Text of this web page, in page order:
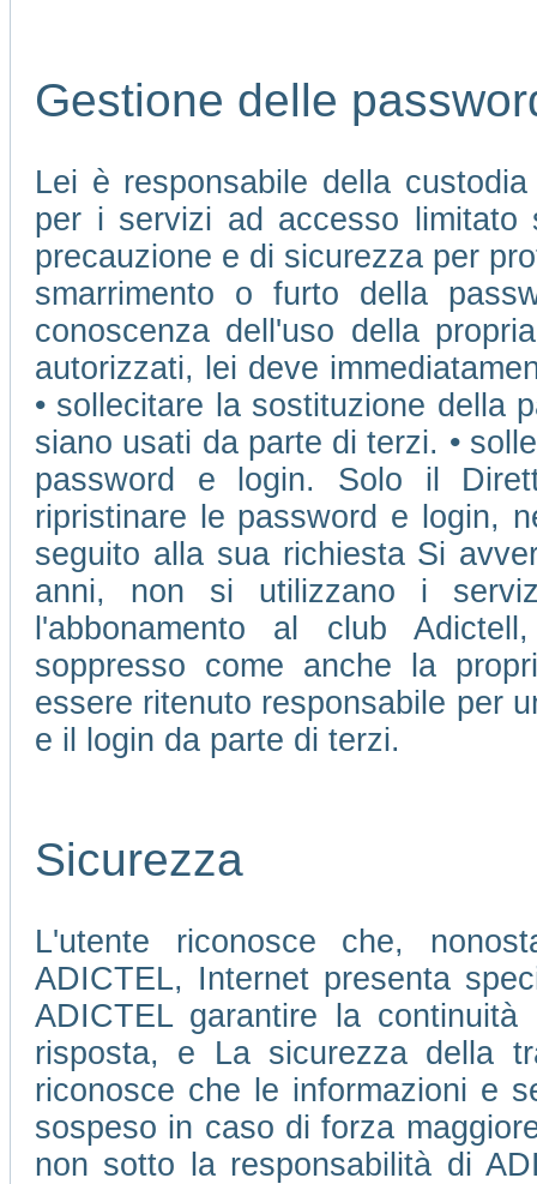
Gestione delle
Lei è responsabile della
per i servizi ad accesso
precauzione e di sicurezza per
smarrimento o furto della
conoscenza dell'uso della
autorizzati, lei deve
• sollecitare la sostituzione della
siano usati da parte di terzi. •
password e login. Solo il
ripristinare le password e login,
seguito alla sua richiesta Si
anni, non si utilizzano i
l'abbonamento al club
soppresso come anche la
essere ritenuto responsabile per
e il login da parte di terzi.
Sicurezza
L'utente riconosce che,
ADICTEL, Internet presenta
ADICTEL garantire la
risposta, e La sicurezza della
riconosce che le informazioni e
sospeso in caso di forza
non sotto la responsabilità di